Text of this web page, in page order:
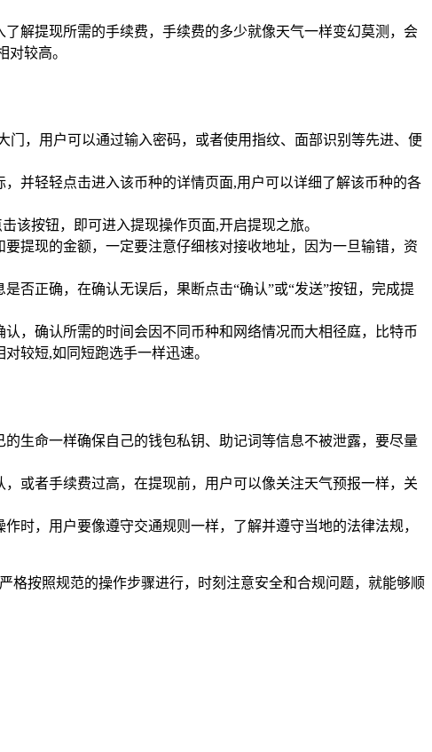
解提现所需的手续费，手续费的多少就像天气一样变幻莫测，会
较高。
门，用户可以通过输入密码，或者使用指纹、面部识别等先进、便
并轻轻点击进入该币种的详情页面,用户可以详细了解该币种的各
该按钮，即可进入提现操作页面,开启提现之旅。
提现的金额，一定要注意仔细核对接收地址，因为一旦输错，资
否正确，在确认无误后，果断点击“确认”或“发送”按钮，完成提
认，确认所需的时间会因不同币种和网络情况而大相径庭，比特币
较短,如同短跑选手一样迅速。
生命一样确保自己的钱包私钥、助记词等信息不被泄露，要尽量
或者手续费过高，在提现前，用户可以像关注天气预报一样，关
时，用户要像遵守交通规则一样，了解并遵守当地的法律法规，
格按照规范的操作步骤进行，时刻注意安全和合规问题，就能够顺